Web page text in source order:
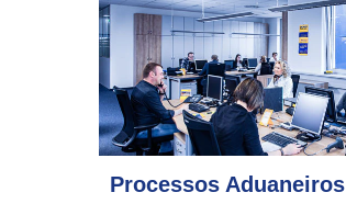
Processos Aduaneiros